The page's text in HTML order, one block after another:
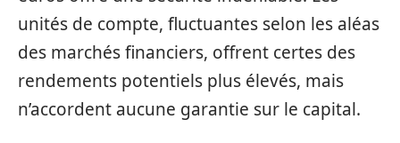
unités de compte, fluctuantes selon les aléas
des marchés financiers, offrent certes des
rendements potentiels plus élevés, mais
n’accordent aucune garantie sur le capital.